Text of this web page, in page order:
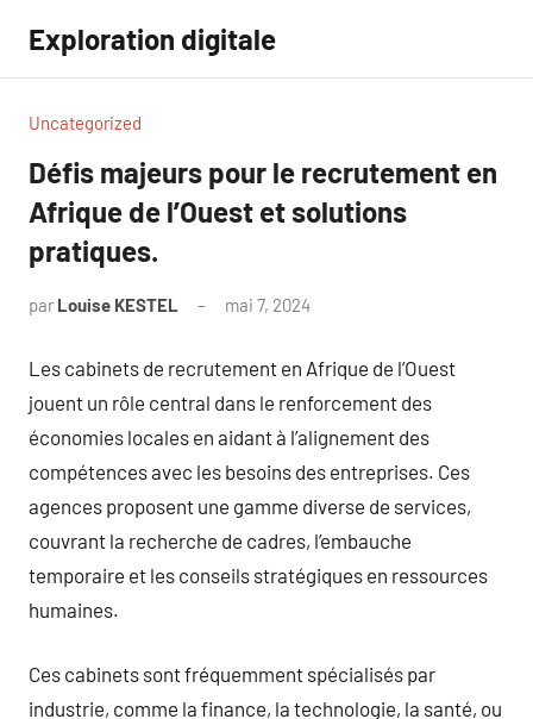
contenu
Exploration digitale
Uncategorized
Défis majeurs pour le recrutement en
Afrique de l’Ouest et solutions
pratiques.
par Louise KESTEL mai 7, 2024
Les cabinets de recrutement en Afrique de l’Ouest
jouent un rôle central dans le renforcement des
économies locales en aidant à l’alignement des
compétences avec les besoins des entreprises. Ces
agences proposent une gamme diverse de services,
couvrant la recherche de cadres, l’embauche
temporaire et les conseils stratégiques en ressources
humaines.
Ces cabinets sont fréquemment spécialisés par
industrie, comme la finance, la technologie, la santé, ou